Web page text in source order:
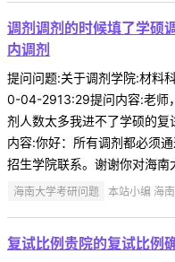
调剂调剂的时候填了学硕
内调剂
提问问题:关于调剂学院:材料
0-04-2913:29提问内容:老师
剂人数太多我进不了学硕的
内容:你好：所有调剂都必须
招生学院联系。谢谢你对海南
海南大学考研问题 本站小编 海
复试比例贵院的复试比例